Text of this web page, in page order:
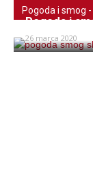
Pogoda i smog
Pogoda i
26 marca 2020